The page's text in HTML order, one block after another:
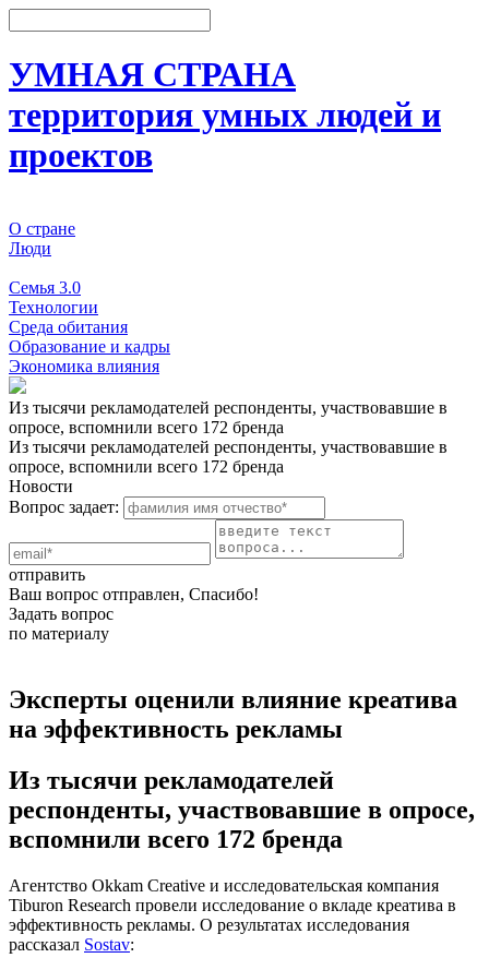
УМНАЯ СТРАНА
территория умных людей и
проектов
О стране
Люди
Семья 3.0
Технологии
Среда обитания
Образование и кадры
Экономика влияния
Из тысячи рекламодателей респонденты, участвовавшие в
опросе, вспомнили всего 172 бренда
Из тысячи рекламодателей респонденты, участвовавшие в
опросе, вспомнили всего 172 бренда
Новости
Вопрос задает:
отправить
Ваш вопрос отправлен, Спасибо!
Задать вопрос
по материалу
Эксперты оценили влияние креатива
на эффективность рекламы
Из тысячи рекламодателей
респонденты, участвовавшие в опросе,
вспомнили всего 172 бренда
Агентство Okkam Creative и исследовательская компания
Tiburon Research провели исследование о вкладе креатива в
эффективность рекламы. О результатах исследования
рассказал Sostav: